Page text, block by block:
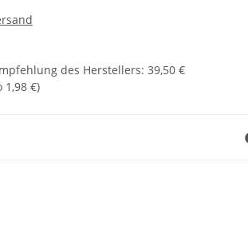
des Herstellers: 39,50 €
1,98 €)